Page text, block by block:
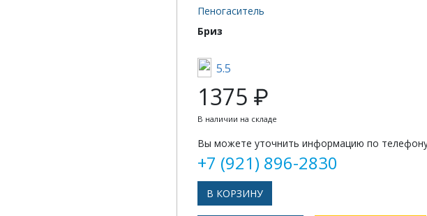
Пеногаситель
Бриз
5.5
1375 ₽
В наличии на складе
Вы можете уточнить информацию по
+7 (921) 896-2830